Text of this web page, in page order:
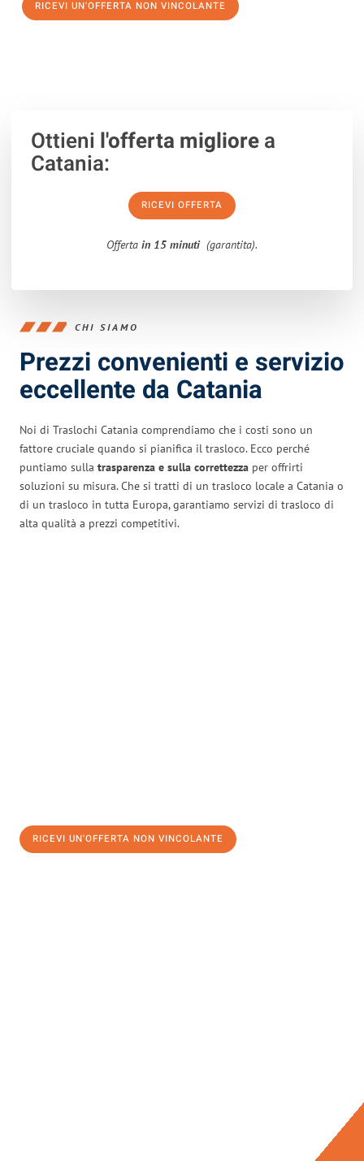
RICEVI UN'OFFERTA NON VINCOLANTE
Ottieni l'offerta migliorea
Catania:
RICEVI OFFERTA
Offerta in 15 minuti (garantita).
CHI SIAMO
Prezzi convenienti e servizio
eccellente da Catania
Noi di Traslochi Catania comprendiamo che i costi sono un
fattore cruciale quando si pianifica il trasloco. Ecco perché
puntiamo sulla trasparenza e sulla correttezza per offrirti
soluzioni su misura. Che si tratti di un trasloco locale a Catania o
di un trasloco in tutta Europa, garantiamo servizi di trasloco di
alta qualità a prezzi competitivi.
RICEVI UN'OFFERTA NON VINCOLANTE